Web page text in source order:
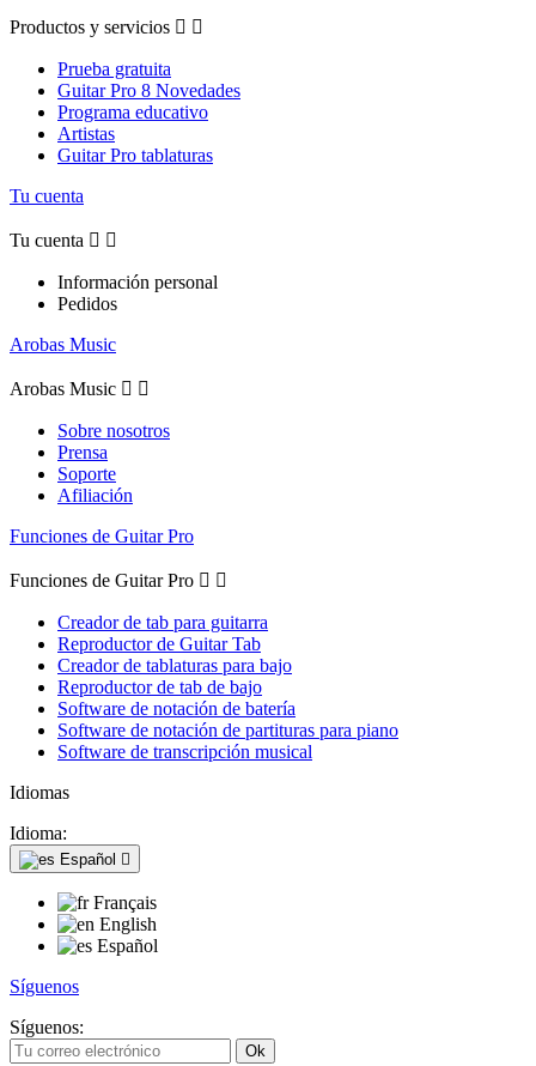
Productos y servicios  
Prueba gratuita
Guitar Pro 8 Novedades
Programa educativo
Artistas
Guitar Pro tablaturas
Tu cuenta
Tu cuenta  
Información personal
Pedidos
Arobas Music
Arobas Music  
Sobre nosotros
Prensa
Soporte
Afiliación
Funciones de Guitar Pro
Funciones de Guitar Pro  
Creador de tab para guitarra
Reproductor de Guitar Tab
Creador de tablaturas para bajo
Reproductor de tab de bajo
Software de notación de batería
Software de notación de partituras para piano
Software de transcripción musical
Idiomas
Idioma:
Español 
Français
English
Español
Síguenos
Síguenos: